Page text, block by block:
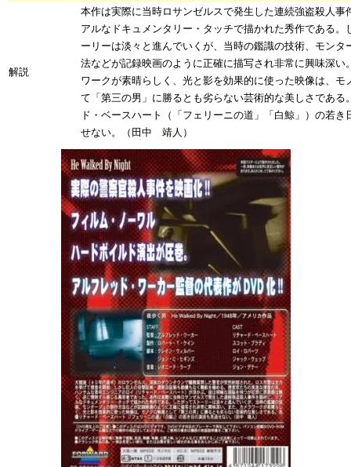
解説
本作は実際に当時ロサンゼルスで発生した連続強盗殺人事
アルなドキュメンタリー・タッチで描かれた秀作である。
ーリーは淡々と進んでいくが、当時の鑑識の技術、モンタ
法などが記録映画のように正確に描写され非常に興味深い
ワークが素晴らしく、光と影を効果的に使った映像は、モ
て「第三の男」に勝るとも劣らない芸術的な美しさである
ド・ベースハート（「フェリーニの道」「白鯨」）の若き
せない。（田中 靖人）